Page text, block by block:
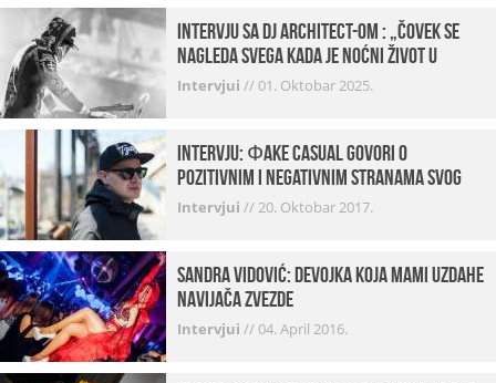
Intervju sa DJ Architect-om : „Čovek se
nagleda svega kada je noćni život u
pitanju. U klubovima najmanje vidim
Intervjui //01. Oktobar 2025.
INTERVJU: Фake Casual govori o
pozitivnim i negativnim stranama svog
posla, počecima, omiljenim mestima …
Intervjui //20. Oktobar 2017.
Sandra Vidović: devojka koja mami uzdahe
navijača Zvezde
Intervjui //04. April 2016.